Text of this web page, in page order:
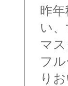
昨
い
マ
フ
り